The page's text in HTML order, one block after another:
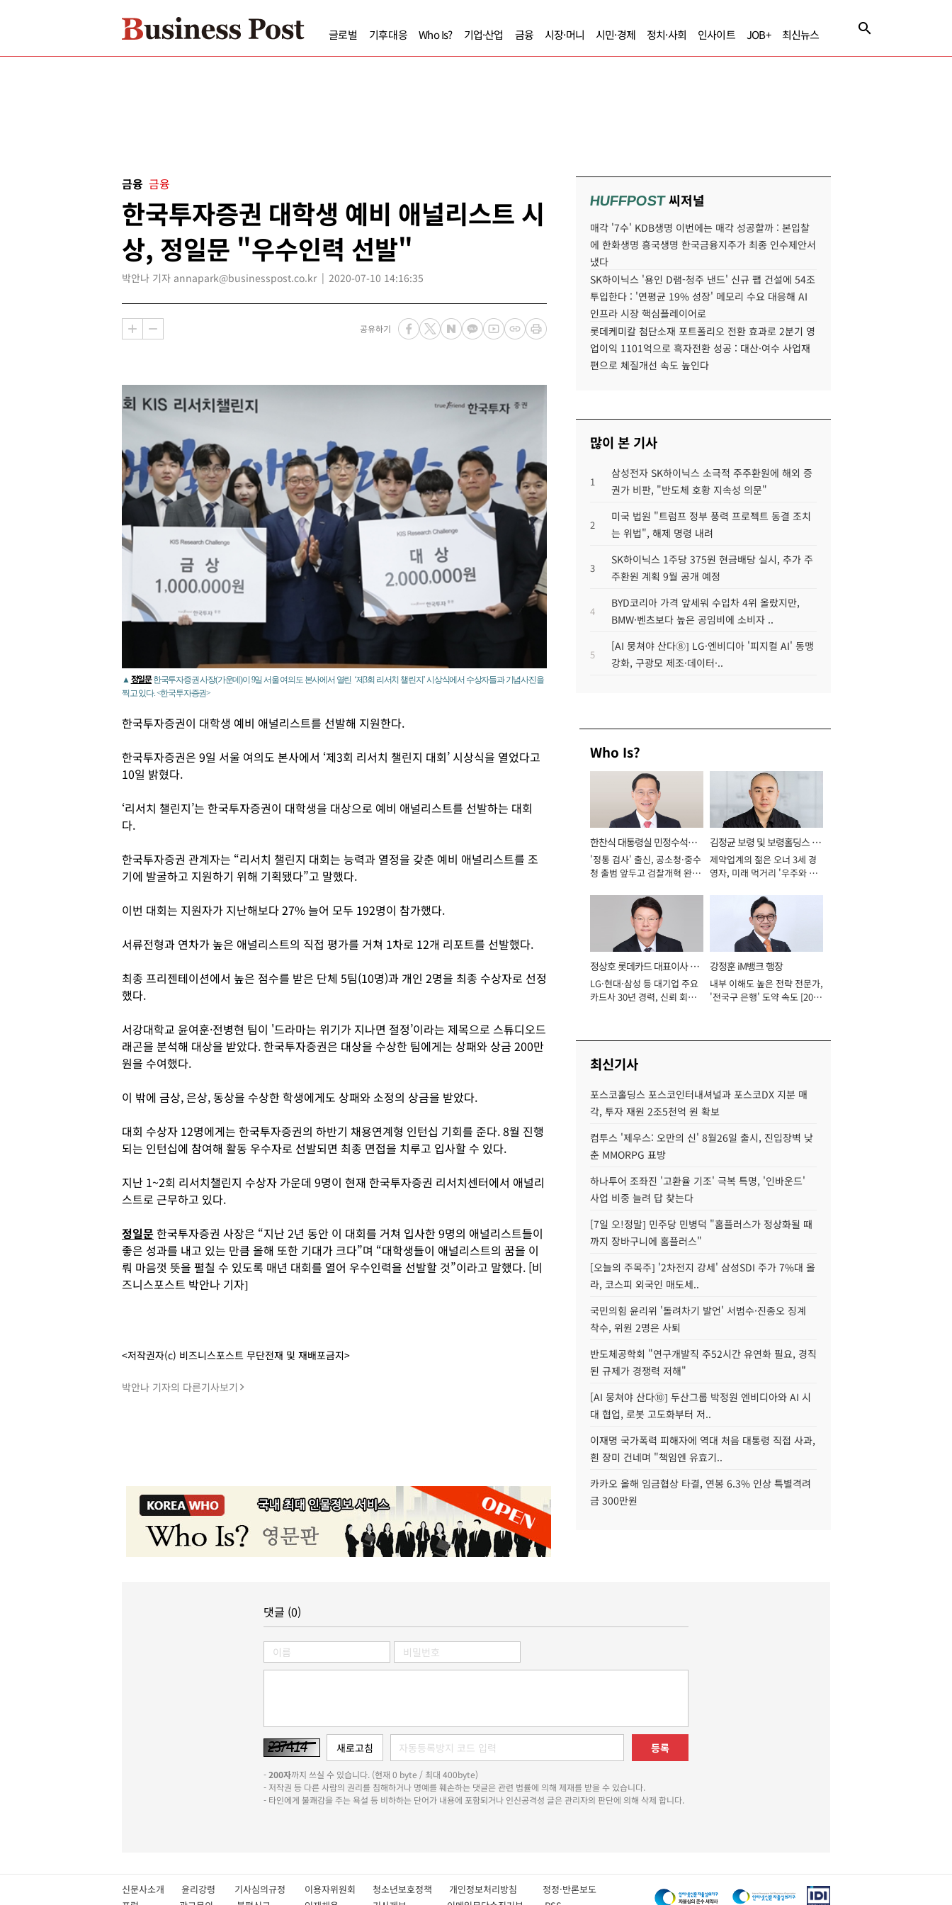
글로벌 기후대응 Who Is? 기업·산업 금융 시장·머니 시민·경제 정치·사회 인사이트 JOB+ 최신뉴스
금융 금융
한국투자증권 대학생 예비 애널리스트 시
상, 정일문 "우수인력 선발"
박안나 기자 annapark@businesspost.co.kr 2020-07-10 14:16:35
공유하기
▲ 정일문한국투자증권 사장(가운데)이 9일 서울 여의도 본사에서 열린 ‘제3회 리서치 챌린지’ 시상식에서 수상자들과 기념사진을
찍고 있다. <한국투자증권>
한국투자증권이 대학생 예비 애널리스트를 선발해 지원한다.
한국투자증권은 9일 서울 여의도 본사에서 ‘제3회 리서치 챌린지 대회’ 시상식을 열었다고
10일 밝혔다.
‘리서치 챌린지’는 한국투자증권이 대학생을 대상으로 예비 애널리스트를 선발하는 대회
다.
한국투자증권 관계자는 “리서치 챌린지 대회는 능력과 열정을 갖춘 예비 애널리스트를 조
기에 발굴하고 지원하기 위해 기획됐다”고 말했다.
이번 대회는 지원자가 지난해보다 27% 늘어 모두 192명이 참가했다.
서류전형과 연차가 높은 애널리스트의 직접 평가를 거쳐 1차로 12개 리포트를 선발했다.
최종 프리젠테이션에서 높은 점수를 받은 단체 5팀(10명)과 개인 2명을 최종 수상자로 선정
했다.
서강대학교 윤여훈·전병현 팀이 '드라마는 위기가 지나면 절정’이라는 제목으로 스튜디오드
래곤을 분석해 대상을 받았다. 한국투자증권은 대상을 수상한 팀에게는 상패와 상금 200만
원을 수여했다.
이 밖에 금상, 은상, 동상을 수상한 학생에게도 상패와 소정의 상금을 받았다.
대회 수상자 12명에게는 한국투자증권의 하반기 채용연계형 인턴십 기회를 준다. 8월 진행
되는 인턴십에 참여해 활동 우수자로 선발되면 최종 면접을 치루고 입사할 수 있다.
지난 1~2회 리서치챌린지 수상자 가운데 9명이 현재 한국투자증권 리서치센터에서 애널리
스트로 근무하고 있다.
정일문 한국투자증권 사장은 “지난 2년 동안 이 대회를 거쳐 입사한 9명의 애널리스트들이
좋은 성과를 내고 있는 만큼 올해 또한 기대가 크다”며 “대학생들이 애널리스트의 꿈을 이
뤄 마음껏 뜻을 펼칠 수 있도록 매년 대회를 열어 우수인력을 선발할 것”이라고 말했다. [비
즈니스포스트 박안나 기자]
<저작권자(c) 비즈니스포스트 무단전재 및 재배포금지>
박안나 기자의 다른기사보기
HUFFPOST씨저널
매각 '7수' KDB생명 이번에는 매각 성공할까 : 본입찰
에 한화생명 흥국생명 한국금융지주가 최종 인수제안서
냈다
SK하이닉스 '용인 D램-청주 낸드' 신규 팹 건설에 54조
투입한다 : '연평균 19% 성장' 메모리 수요 대응해 AI
인프라 시장 핵심플레이어로
롯데케미칼 첨단소재 포트폴리오 전환 효과로 2분기 영
업이익 1101억으로 흑자전환 성공 : 대산·여수 사업재
편으로 체질개선 속도 높인다
많이 본 기사
1
삼성전자 SK하이닉스 소극적 주주환원에 해외 증
권가 비판, "반도체 호황 지속성 의문"
2
미국 법원 "트럼프 정부 풍력 프로젝트 동결 조치
는 위법", 해제 명령 내려
3
SK하이닉스 1주당 375원 현금배당 실시, 추가 주
주환원 계획 9월 공개 예정
4
BYD코리아 가격 앞세워 수입차 4위 올랐지만,
BMW·벤츠보다 높은 공임비에 소비자 ..
5
[AI 뭉쳐야 산다⑧] LG·엔비디아 '피지컬 AI' 동맹
강화, 구광모 제조·데이터·..
Who Is?
한찬식 대통령실 민정수석비
서관
'정통 검사' 출신, 공소청·중수
청 출범 앞두고 검찰개혁 완수
김정균 보령 및 보령홀딩스 대
표이사 사장
제약업계의 젊은 오너 3세 경
영자, 미래 먹거리 '우주와 헬
정상호 롯데카드 대표이사 사
장
LG·현대·삼성 등 대기업 주요
카드사 30년 경력, 신뢰 회복
강정훈 iM뱅크 행장
내부 이해도 높은 전략 전문가,
'전국구 은행' 도약 속도 [2026
최신기사
포스코홀딩스 포스코인터내셔널과 포스코DX 지분 매
각, 투자 재원 2조5천억 원 확보
컴투스 '제우스: 오만의 신' 8월26일 출시, 진입장벽 낮
춘 MMORPG 표방
하나투어 조좌진 '고환율 기조' 극복 특명, '인바운드'
사업 비중 늘려 답 찾는다
[7일 오!정말] 민주당 민병덕 "홈플러스가 정상화될 때
까지 장바구니에 홈플러스"
[오늘의 주목주] '2차전지 강세' 삼성SDI 주가 7%대 올
라, 코스피 외국인 매도세..
국민의힘 윤리위 '돌려차기 발언' 서범수·진종오 징계
착수, 위원 2명은 사퇴
반도체공학회 "연구개발직 주52시간 유연화 필요, 경직
된 규제가 경쟁력 저해"
[AI 뭉쳐야 산다⑩] 두산그룹 박정원 엔비디아와 AI 시
대 협업, 로봇 고도화부터 저..
이재명 국가폭력 피해자에 역대 처음 대통령 직접 사과,
흰 장미 건네며 "책임엔 유효기..
카카오 올해 임금협상 타결, 연봉 6.3% 인상 특별격려
금 300만원
댓글 (0)
등록
-200자까지 쓰실 수 있습니다. (현재 0 byte / 최대 400byte)
- 저작권 등 다른 사람의 권리를 침해하거나 명예를 훼손하는 댓글은 관련 법률에 의해 제재를 받을 수 있습니다.
- 타인에게 불쾌감을 주는 욕설 등 비하하는 단어가 내용에 포함되거나 인신공격성 글은 관리자의 판단에 의해 삭제 합니다.
신문사소개 윤리강령 기사심의규정 이용자위원회 청소년보호정책 개인정보처리방침 정정·반론보도